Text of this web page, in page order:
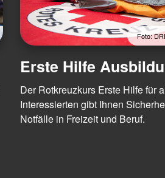
Foto:
Erste Hilfe
Der Rotkreuzkurs Erste Hilfe für
Interessierten gibt Ihnen
Notfälle in Freizeit und Beruf.